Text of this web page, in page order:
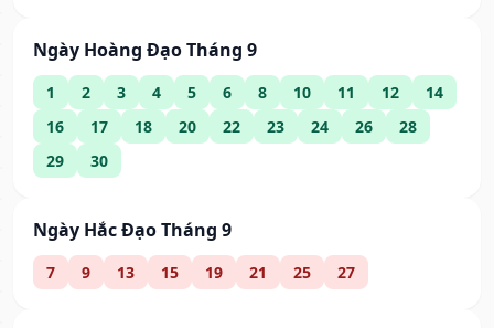
Ngày Hoàng Đạo Tháng 9
1 2 3 4 5 6 8 10 11 12
14
16
17 18 20 22 23 24 26
28
29
30
Ngày Hắc Đạo Tháng 9
7 9 13 15 19 21 25 27